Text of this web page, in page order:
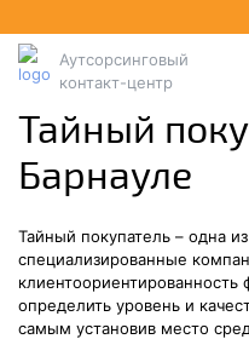
Аутсорсинговый
контакт-центр
Тайный
Барнауле
Тайный покупатель – одна
специализированные
определить уровень и
самым установив место